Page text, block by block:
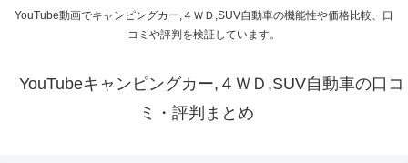
YouTube動画でキャンピングカー,４ＷＤ,SUV自動車の機能性や価格比較、口
コミや評判を検証しています。
YouTubeキャンピングカー,４ＷＤ,SUV自動車の口コ
ミ・評判まとめ